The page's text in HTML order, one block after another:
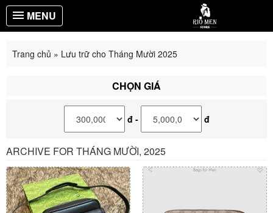
MENU
Trang chủ » Lưu trữ cho Tháng Mười 2025
CHỌN GIÁ
đ - đ
ARCHIVE FOR THÁNG MƯỜI, 2025